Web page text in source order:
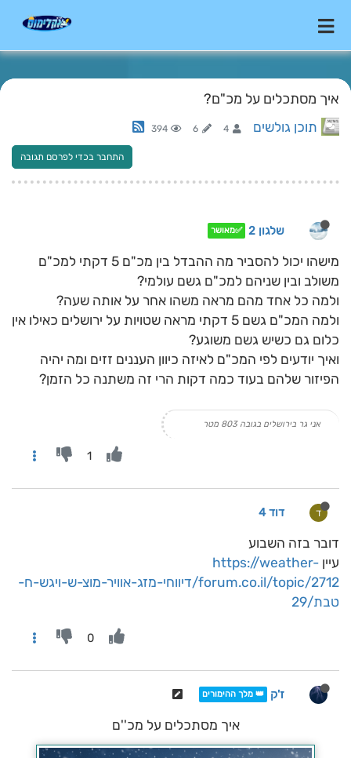
איך מסתכלים על מכ"ם?
תוכן גולשים 4
6
394
התחבר בכדי לפרסם תגובה
שלגון 2 ✅מאושר
מישהו יכול להסביר מה ההבדל בין מכ"ם 5 דקתי למכ"ם
משולב ובין שניהם למכ"ם גשם עולמי?
ולמה כל אחד מהם מראה משהו אחר על אותה שעה?
ולמה המכ"ם גשם 5 דקתי מראה שטויות על ירושלים כאילו אין
כלום גם כשיש גשם משוגע?
ואיך יודעים לפי המכ"ם לאיזה כיוון העננים זזים ומה יהיה
הפיזור שלהם בעוד כמה דקות הרי זה משתנה כל הזמן?
אני גר בירושלים בגובה 803 מטר
1
ד דוד 4
דובר בזה השבוע
עיין https://weather-
forum.co.il/topic/2712/דיווחי-מזג-אוויר-מוצ-ש-ויגש-ח-
טבת/29
0
ז'ק 👑 מלך ההימורים
איך מסתכלים על מכ''ם